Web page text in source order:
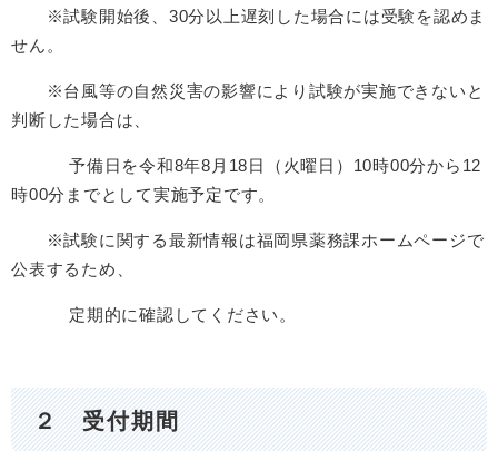
※試験開始後、30分以上遅刻した場合には受験を認めま
せん。
※台風等の自然災害の影響により試験が実施できないと
判断した場合は、
予備日を令和8年8月18日（火曜日）10時00分から12
時00分までとして実施予定です。
※試験に関する最新情報は福岡県薬務課ホームページで
公表するため、
定期的に確認してください。
２ 受付期間